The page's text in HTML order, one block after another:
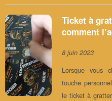
Ticket à
comment
8 juin 2023
Lorsque vous
touche
le ticket à